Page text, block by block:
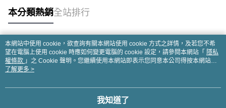
本分類熱銷全站排行
熱門標籤
本網站中使用 cookie，欲查詢有關本網站使用 cookie 方式之詳情，及若您不希
望在電腦上使用 cookie 時應如何變更電腦的 cookie 設定，請參閱本網站「 隱私
權條款 」之 Cookie 聲明。您繼續使用本網站即表示您同意本公司得按本網站使
用條款之 Cookie 聲明使用 cookie。
了解更多 >
我知道了